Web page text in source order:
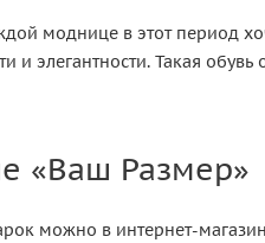
моднице в этот период
элегантности. Такая
«Ваш Размер»
можно в интернет-